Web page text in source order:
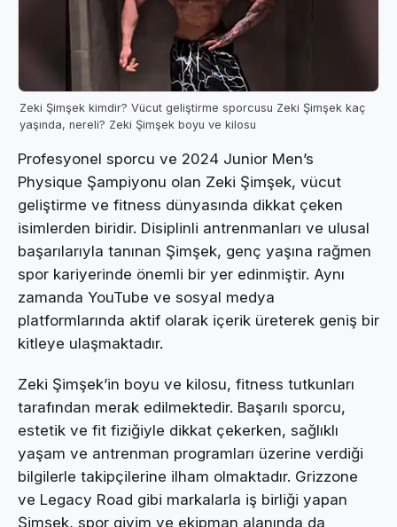
Zeki Şimşek kimdir? Vücut geliştirme sporcusu Zeki Şimşek kaç
yaşında, nereli? Zeki Şimşek boyu ve kilosu
Profesyonel sporcu ve 2024 Junior Men’s
Physique Şampiyonu olan Zeki Şimşek, vücut
geliştirme ve fitness dünyasında dikkat çeken
isimlerden biridir. Disiplinli antrenmanları ve ulusal
başarılarıyla tanınan Şimşek, genç yaşına rağmen
spor kariyerinde önemli bir yer edinmiştir. Aynı
zamanda YouTube ve sosyal medya
platformlarında aktif olarak içerik üreterek geniş bir
kitleye ulaşmaktadır.
Zeki Şimşek’in boyu ve kilosu, fitness tutkunları
tarafından merak edilmektedir. Başarılı sporcu,
estetik ve fit fiziğiyle dikkat çekerken, sağlıklı
yaşam ve antrenman programları üzerine verdiği
bilgilerle takipçilerine ilham olmaktadır. Grizzone
ve Legacy Road gibi markalarla iş birliği yapan
Şimşek, spor giyim ve ekipman alanında da